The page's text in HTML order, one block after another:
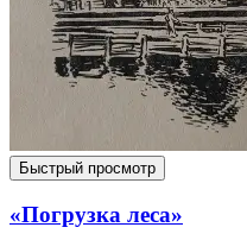
Быстрый просмотр
«Погрузка леса»